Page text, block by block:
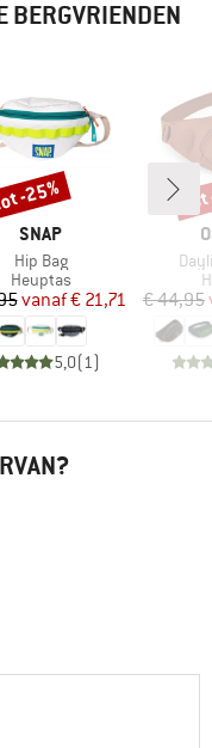
BERGVRIENDEN
MERK
SNAP
Artikel
Hip Bag
Productgroep
Heuptas
Prijs
Verlaagde prijs
vanaf€ 21,71
5,0(1)
-25%
€ 44,95